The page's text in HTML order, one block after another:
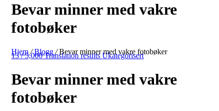
Bevar minner med vakre
fotobøker
Hjem /Blogg /Bevar minner med vakre fotobøker
13 / 5,000 Translation results Ukategorisert
Bevar minner med vakre
fotobøker